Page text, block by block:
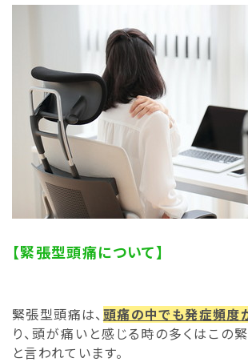
【緊張型頭痛について】
緊張型頭痛は、 頭痛の中でも発症頻度
り、頭が痛いと感じる時の多くはこの
と言われています。